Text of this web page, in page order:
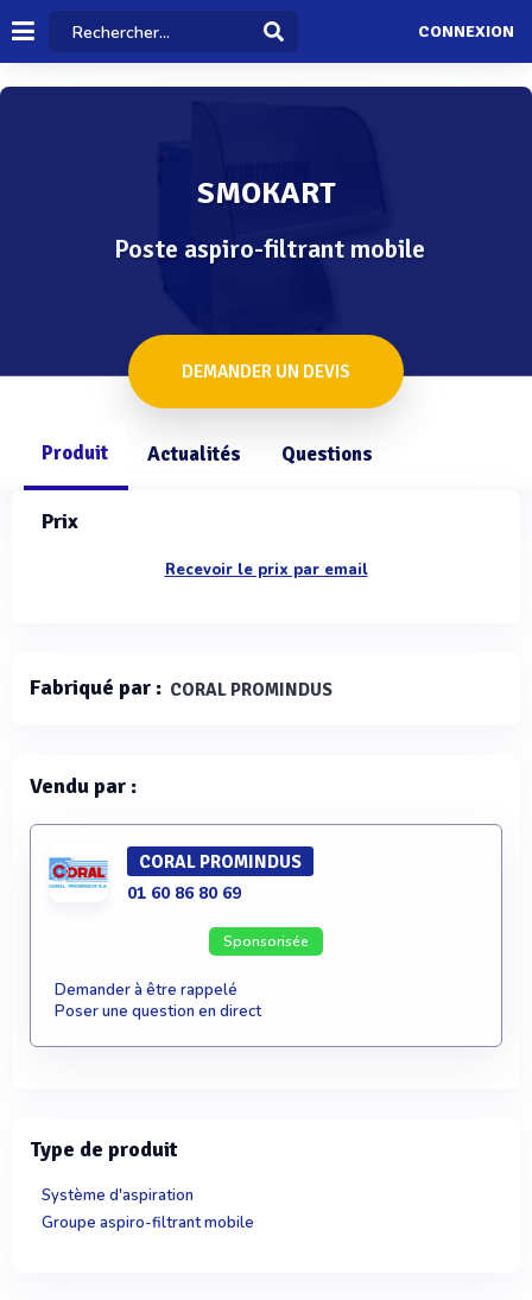
CONNEXION
SMOKART
Poste aspiro-filtrant mobile
DEMANDER UN DEVIS
Produit Actualités Questions
Prix
Recevoir le prix par email
Fabriqué par : CORAL PROMINDUS
Vendu par :
CORAL PROMINDUS
01 60 86 80 69
Sponsorisée
Demander à être rappelé
Poser une question en direct
Type de produit
Système d'aspiration
Groupe aspiro-filtrant mobile